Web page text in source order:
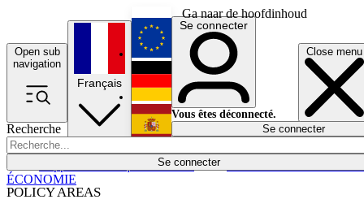
Ga naar de hoofdinhoud
Open sub
navigation
Close menu
Recherche
Se connecter
POLICY AREAS
Économie
Français
English
Deutsch
Español
Se connecter
Vous êtes déconnecté.
Se connecter
ÉCONOMIE